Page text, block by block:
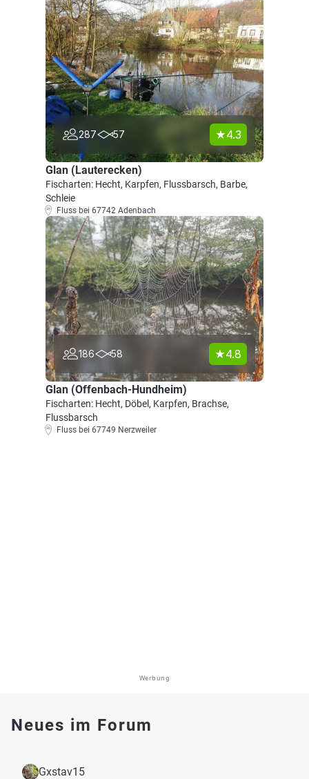
287 57 4.3
Glan (Lauterecken)
Fischarten: Hecht, Karpfen, Flussbarsch, Barbe,
Schleie
Fluss bei 67742 Adenbach
186 58 4.8
Glan (Offenbach-Hundheim)
Fischarten: Hecht, Döbel, Karpfen, Brachse,
Flussbarsch
Fluss bei 67749 Nerzweiler
Werbung
Neues im Forum
Gxstav15